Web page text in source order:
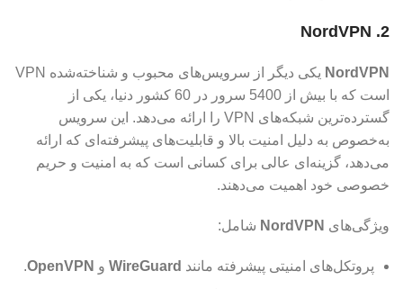
2. NordVPN
NordVPN
یکی دیگر از سرویس‌های محبوب و شناخته‌شده VPN
است که با بیش از 5400 سرور در 60 کشور دنیا، یکی از
گسترده‌ترین شبکه‌های VPN را ارائه می‌دهد. این سرویس
به‌خصوص به دلیل امنیت بالا و قابلیت‌های پیشرفته‌ای که ارائه
می‌دهد، گزینه‌ای عالی برای کسانی است که به امنیت و حریم
خصوصی خود اهمیت می‌دهند.
ویژگی‌های NordVPN شامل:
پروتکل‌های امنیتی پیشرفته مانند WireGuard و OpenVPN
.